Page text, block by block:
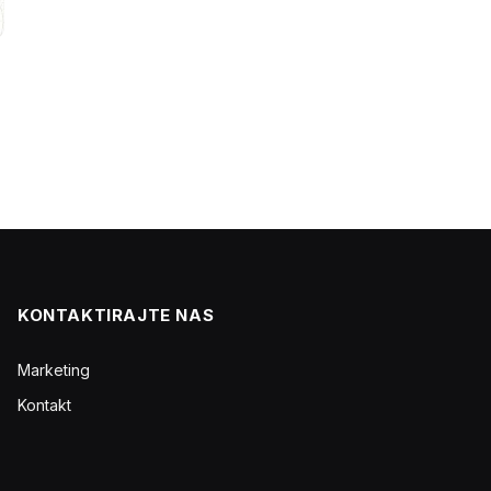
KONTAKTIRAJTE NAS
Marketing
Kontakt